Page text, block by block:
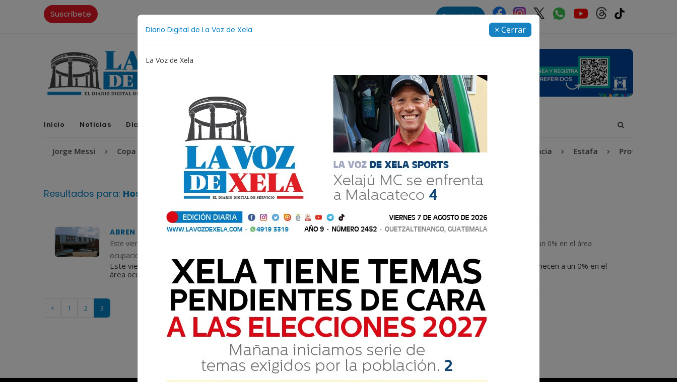
Diario Digital de La Voz de Xela × Cerrar
La Voz de Xela
Suscríbete Directorio
Inicio Noticias Diario Digital Opiniones La Voz de Xela Sports Contáctanos LA VOZ 25
Jorge Messi Copa Centroamericana Patzicía Escritura Noveno Aniversario Fichajes Niñez y Adolescencia Estafa Protección
Resultados para: Hospital Rodolfo Robles
ABREN CLÍNICA PARA DAR SEGUIMIENTO A PACIENTES QUE TUVIERON COVID-19
Este viernes 26 de noviembre del año 2021, autoridades del Hospital Regional de Occidente (HRO) dan a conocer que amanecen a un 0% en el área
ocupacional de ingresos de pacientes por Covid-19. Giovanni Ortega, director del HRO, indica que esta es
Este viernes 26 de noviembre del año 2021, autoridades del Hospital Regional de Occidente (HRO) dan a conocer que amanecen a un 0% en el
área ocupacional de ingresos de pacientes por Covid-19. Giovanni Ortega, director del HRO, indica que esta es...
< 1 2 3